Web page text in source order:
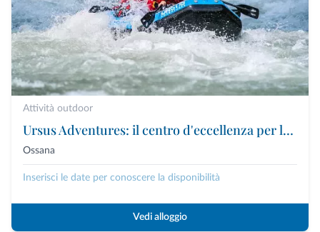
Attività outdoor
Ursus Adventures: il centro d'eccellenza per le attività outdoor premium in Trentino
Ossana
Inserisci le date per conoscere la disponibilità
Vedi alloggio